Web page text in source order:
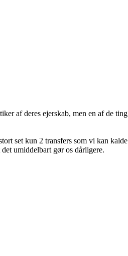
af deres ejerskab, men en af de
set kun 2 transfers som vi kan kalde
umiddelbart gør os dårligere.